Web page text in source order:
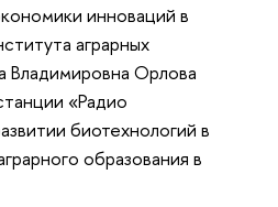
инноваций в
аграрных
Владимировна Орлова
«Радио
биотехнологий в
образования в